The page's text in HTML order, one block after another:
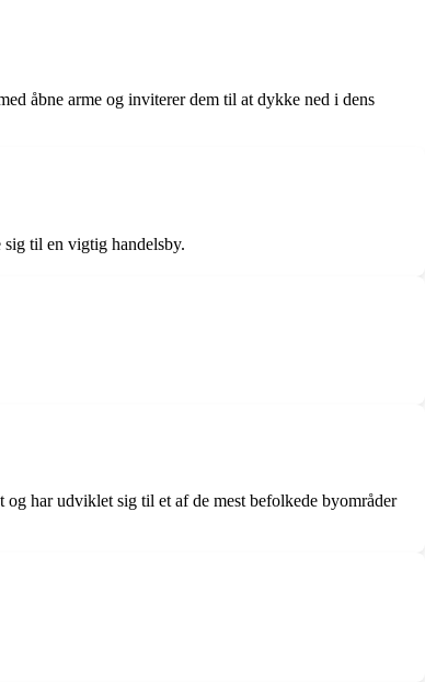
åbne arme og inviterer dem til at dykke ned i dens
til en vigtig handelsby.
har udviklet sig til et af de mest befolkede byområder